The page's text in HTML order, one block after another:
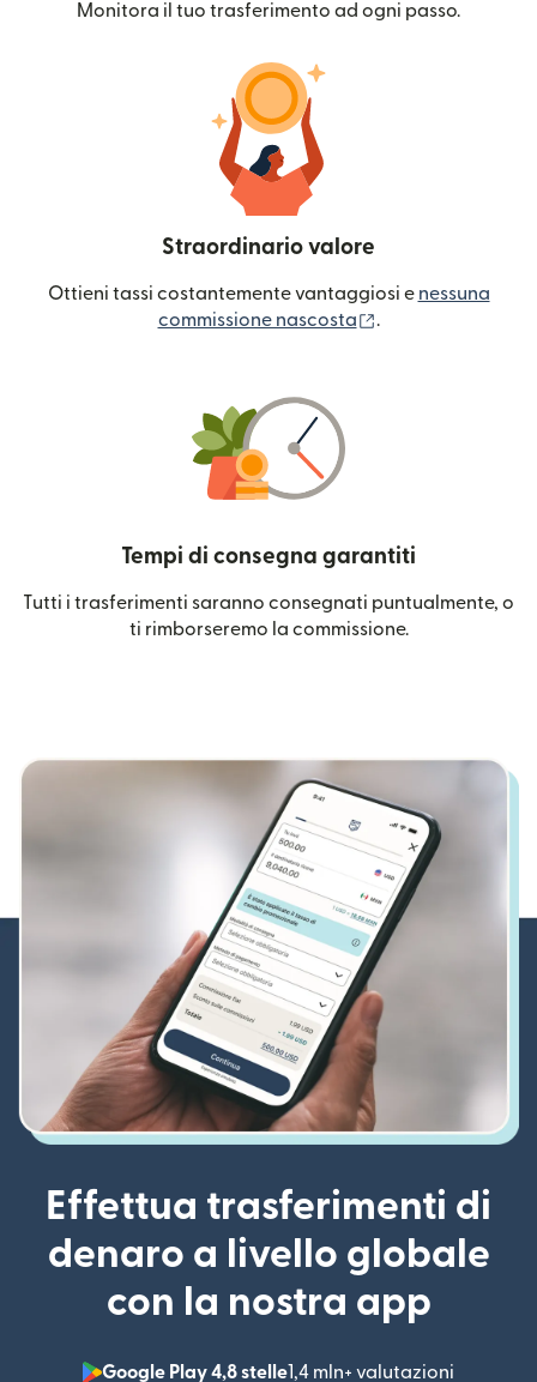
Monitora il tuo trasferimento ad ogni passo.
Straordinario valore
Ottieni tassi costantemente vantaggiosi e nessuna
commissione nascosta
.
Tempi di consegna garantiti
Tutti i trasferimenti saranno consegnati puntualmente, o
ti rimborseremo la commissione.
Effettua trasferimenti di
denaro a livello globale
con la nostra app
Google Play 4,8 stelle1,4 mln+ valutazioni